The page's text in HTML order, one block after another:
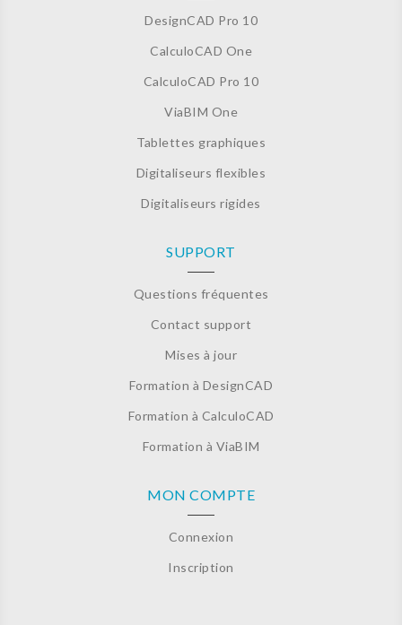
DesignCAD Pro 10
CalculoCAD One
CalculoCAD Pro 10
ViaBIM One
Tablettes graphiques
Digitaliseurs flexibles
Digitaliseurs rigides
SUPPORT
Questions fréquentes
Contact support
Mises à jour
Formation à DesignCAD
Formation à CalculoCAD
Formation à ViaBIM
MON COMPTE
Connexion
Inscription